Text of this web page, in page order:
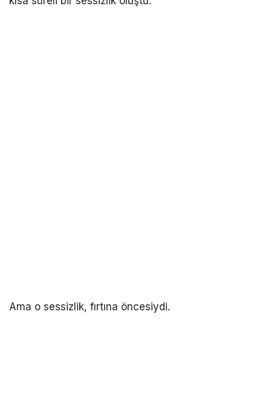
Ama o sessizlik, fırtına öncesiydi.